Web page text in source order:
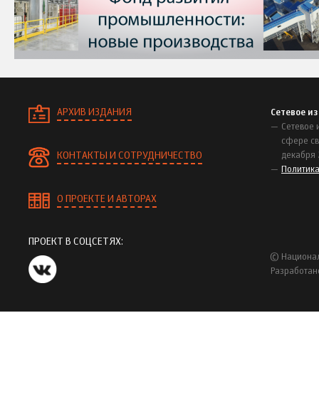
АРХИВ ИЗДАНИЯ
КОНТАКТЫ И СОТРУДНИЧЕСТВО
О ПРОЕКТЕ И АВТОРАХ
Сетевое
Сетевое
сфере
декабря
ПРОЕКТ В СОЦСЕТЯХ:
©